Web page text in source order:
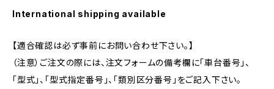
International shipping available
【適合確認は必ず事前にお問い合わせ下さい。】
（注意）ご注文の際には、注文フォームの備考欄に「車台番号」、
「型式」、「型式指定番号」、「類別区分番号」をご記入下さい。